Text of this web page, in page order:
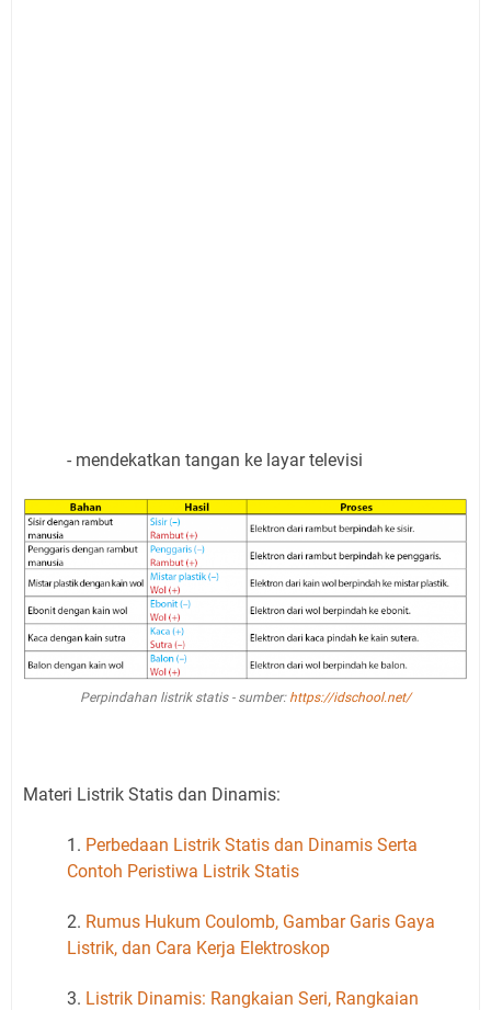
- mendekatkan tangan ke layar televisi
Perpindahan listrik statis - sumber: https://idschool.net/
Materi Listrik Statis dan Dinamis:
1. Perbedaan Listrik Statis dan Dinamis Serta
Contoh Peristiwa Listrik Statis
2. Rumus Hukum Coulomb, Gambar Garis Gaya
Listrik, dan Cara Kerja Elektroskop
3. Listrik Dinamis: Rangkaian Seri, Rangkaian